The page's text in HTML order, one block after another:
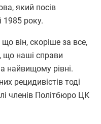
який посів
1985 року.
він, скоріше за все,
що наші справи
найвищому рівні.
рецидивістів тоді
членів Політбюро ЦК